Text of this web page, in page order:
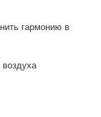
гармонию в